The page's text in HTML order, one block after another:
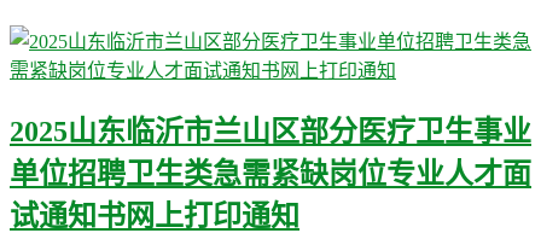
2025山东临沂市兰山区部分医疗卫生事业
单位招聘卫生类急需紧缺岗位专业人才面
试通知书网上打印通知